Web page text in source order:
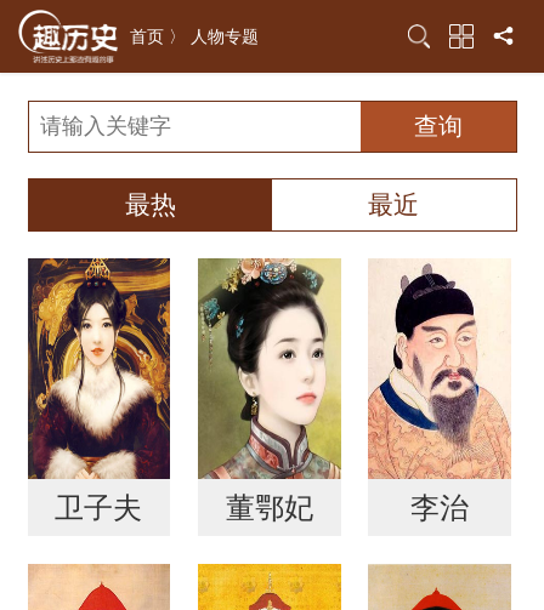
首页 〉 人物专题
最热 最近
卫子夫 董鄂妃 李治